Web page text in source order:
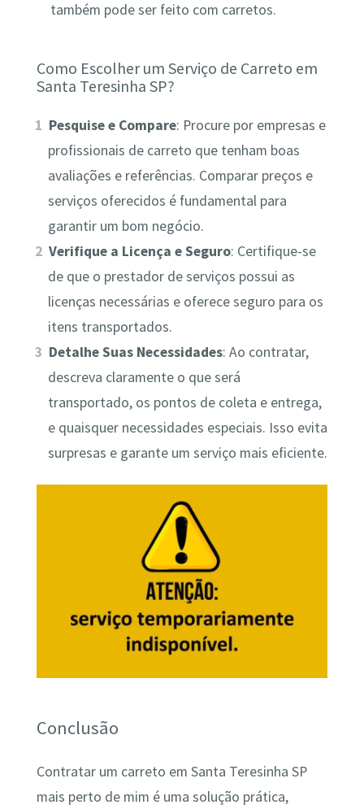
também pode ser feito com carretos.
Como Escolher um Serviço de Carreto em
Santa Teresinha SP?
Pesquise e Compare: Procure por empresas e
profissionais de carreto que tenham boas
avaliações e referências. Comparar preços e
serviços oferecidos é fundamental para
garantir um bom negócio.
Verifique a Licença e Seguro: Certifique-se
de que o prestador de serviços possui as
licenças necessárias e oferece seguro para os
itens transportados.
Detalhe Suas Necessidades: Ao contratar,
descreva claramente o que será
transportado, os pontos de coleta e entrega,
e quaisquer necessidades especiais. Isso evita
surpresas e garante um serviço mais eficiente.
Conclusão
Contratar um carreto em Santa Teresinha SP
mais perto de mim é uma solução prática,